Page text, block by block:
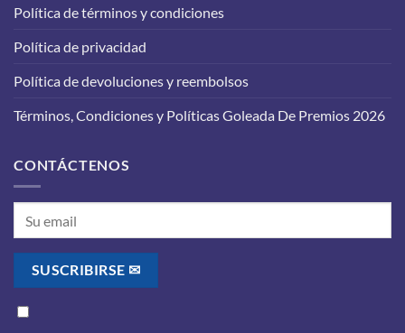
lo
de
Política de términos y condiciones
Política de privacidad
Política de devoluciones y reembolsos
Términos, Condiciones y Políticas Goleada De Premios 2026
CONTÁCTENOS